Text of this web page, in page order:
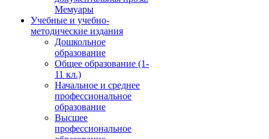
Мемуары
Учебные и учебно-
методические издания
Дошкольное
образование
Общее образование (1-
11 кл.)
Начальное и среднее
профессиональное
образование
Высшее
профессиональное